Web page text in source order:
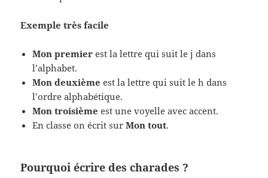
Exemple très facile
Mon premier est la lettre qui suit le j dans
l’alphabet.
Mon deuxième est la lettre qui suit le h dans
l’ordre alphabétique.
Mon troisième est une voyelle avec accent.
En classe on écrit surMon tout.
Pourquoi écrire des charades ?